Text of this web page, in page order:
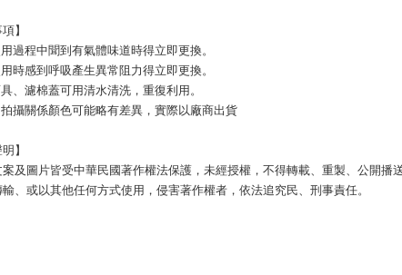
】
過程中聞到有氣體味道時得立即更換。
時感到呼吸產生異常阻力得立即更換。
、濾棉蓋可用清水清洗，重復利用。
攝關係顏色可能略有差異，實際以廠商出貨
】
及圖片皆受中華民國著作權法保護，未經授權，不得轉載、重製、公開播
、或以其他任何方式使用，侵害著作權者，依法追究民、刑事責任。